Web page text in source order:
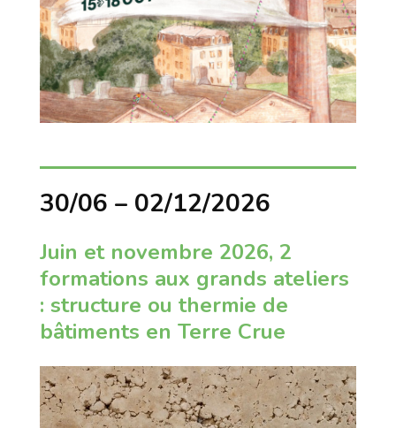
30/06 – 02/12/2026
Juin et novembre 2026, 2
formations aux grands ateliers
: structure ou thermie de
bâtiments en Terre Crue